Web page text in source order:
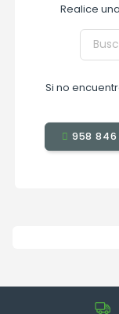
Realice
Si no
958 846